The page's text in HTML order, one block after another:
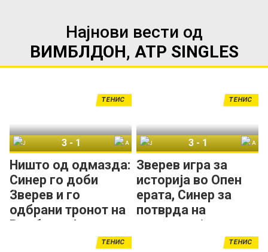
Најнови вести од
ВИМБЛДОН, ATP SINGLES
Ништо од одмазда:
Синер го доби
Зверев и го
одбрани тронот на
Вимблдон!
ТЕНИС
3- 1
Зверев игра за
историја во Опен
ерата, Синер за
потврда на
доминацијата на
ТЕНИС
3 - 1
ТЕНИС ТЕНИС